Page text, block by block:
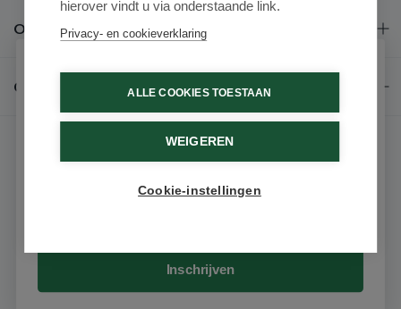
Over ons
Contact
hierover vindt u via onderstaande link.
Privacy- en cookieverklaring
ALLE COOKIES TOESTAAN
WEIGEREN
Cookie-instellingen
Schrijf je in voor onze nieuwsbrief
Ontvang als eerste de beste aanbiedingen en persoonlijk
advies
Inschrijven